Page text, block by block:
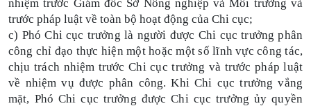
nhiệm trước Giám đốc Sở Nông nghiệp và Môi trường và
trước pháp luật về toàn bộ hoạt động của Chi cục;
c) Phó Chi cục trưởng là người được Chi cục trưởng phân
công chỉ đạo thực hiện một hoặc một số lĩnh vực công tác,
chịu trách nhiệm trước Chi cục trưởng và trước pháp luật
về nhiệm vụ được phân công. Khi Chi cục trưởng vắng
mặt, Phó Chi cục trưởng được Chi cục trưởng ủy quyền